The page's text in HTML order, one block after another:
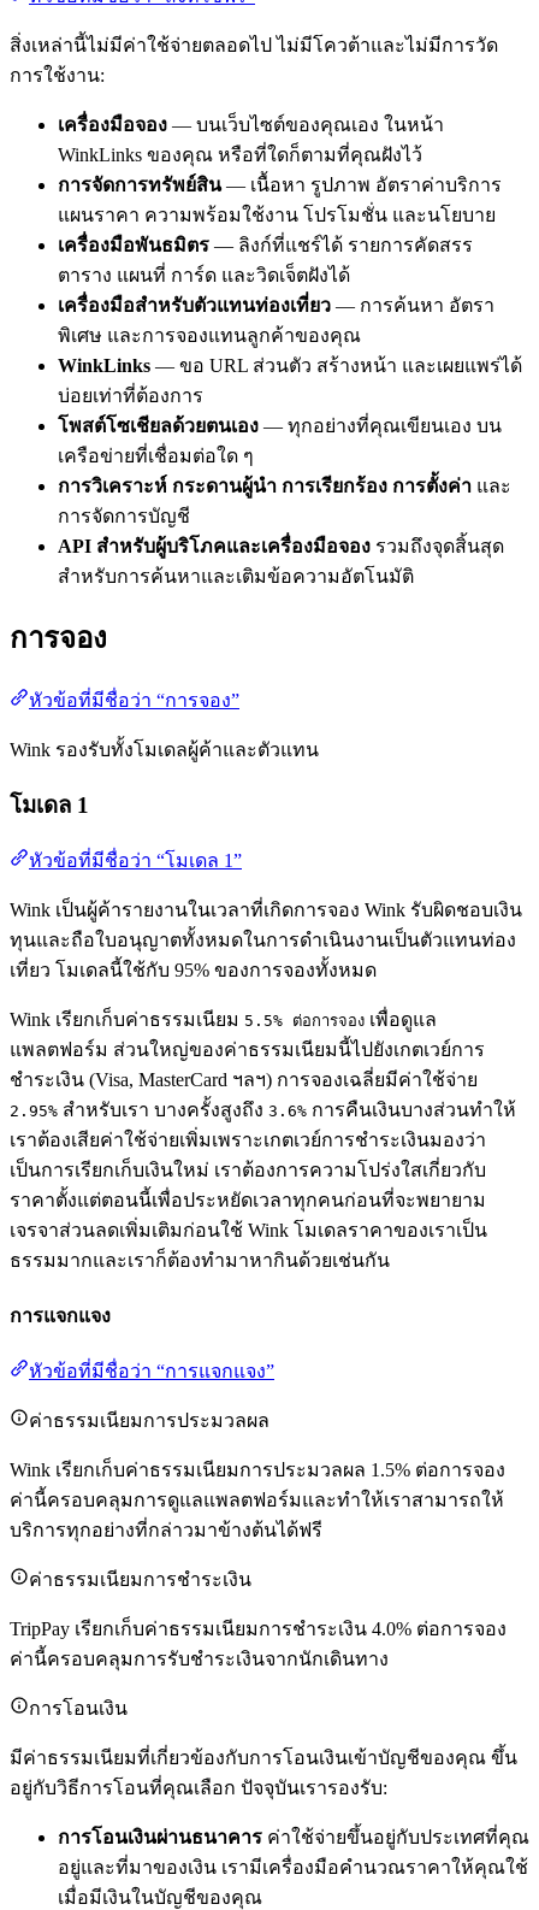
สิ่งเหล่านี้ไม่มีค่าใช้จ่ายตลอดไป ไม่มีโควต้าและไม่มีการวัด
การใช้งาน:
เครื่องมือจอง — บนเว็บไซต์ของคุณเอง ในหน้า
WinkLinks ของคุณ หรือที่ใดก็ตามที่คุณฝังไว้
การจัดการทรัพย์สิน— เนื้อหา รูปภาพ อัตราค่าบริการ
แผนราคา ความพร้อมใช้งาน โปรโมชั่น และนโยบาย
เครื่องมือพันธมิตร — ลิงก์ที่แชร์ได้ รายการคัดสรร
ตาราง แผนที่ การ์ด และวิดเจ็ตฝังได้
เครื่องมือสำหรับตัวแทนท่องเที่ยว — การค้นหา อัตรา
พิเศษ และการจองแทนลูกค้าของคุณ
WinkLinks — ขอ URL ส่วนตัว สร้างหน้า และเผยแพร่ได้
บ่อยเท่าที่ต้องการ
โพสต์โซเชียลด้วยตนเอง — ทุกอย่างที่คุณเขียนเอง บน
เครือข่ายที่เชื่อมต่อใด ๆ
การวิเคราะห์ กระดานผู้นำ การเรียกร้อง การตั้งค่า และ
การจัดการบัญชี
API สำหรับผู้บริโภคและเครื่องมือจอง รวมถึงจุดสิ้นสุด
สำหรับการค้นหาและเติมข้อความอัตโนมัติ
การจอง
หัวข้อที่มีชื่อว่า “การจอง”
Wink รองรับทั้งโมเดลผู้ค้าและตัวแทน
โมเดล 1
หัวข้อที่มีชื่อว่า “โมเดล 1”
Wink เป็นผู้ค้ารายงานในเวลาที่เกิดการจอง Wink รับผิดชอบเงิน
ทุนและถือใบอนุญาตทั้งหมดในการดำเนินงานเป็นตัวแทนท่อง
เที่ยว โมเดลนี้ใช้กับ 95% ของการจองทั้งหมด
Wink เรียกเก็บค่าธรรมเนียม 5.5% ต่อการจอง เพื่อดูแล
แพลตฟอร์ม ส่วนใหญ่ของค่าธรรมเนียมนี้ไปยังเกตเวย์การ
ชำระเงิน (Visa, MasterCard ฯลฯ) การจองเฉลี่ยมีค่าใช้จ่าย
2.95% สำหรับเรา บางครั้งสูงถึง 3.6% การคืนเงินบางส่วนทำให้
เราต้องเสียค่าใช้จ่ายเพิ่มเพราะเกตเวย์การชำระเงินมองว่า
เป็นการเรียกเก็บเงินใหม่ เราต้องการความโปร่งใสเกี่ยวกับ
ราคาตั้งแต่ตอนนี้เพื่อประหยัดเวลาทุกคนก่อนที่จะพยายาม
เจรจาส่วนลดเพิ่มเติมก่อนใช้ Wink โมเดลราคาของเราเป็น
ธรรมมากและเราก็ต้องทำมาหากินด้วยเช่นกัน
การแจกแจง
หัวข้อที่มีชื่อว่า “การแจกแจง”
ค่าธรรมเนียมการประมวลผล
Wink เรียกเก็บค่าธรรมเนียมการประมวลผล 1.5% ต่อการจอง
ค่านี้ครอบคลุมการดูแลแพลตฟอร์มและทำให้เราสามารถให้
บริการทุกอย่างที่กล่าวมาข้างต้นได้ฟรี
ค่าธรรมเนียมการชำระเงิน
TripPay เรียกเก็บค่าธรรมเนียมการชำระเงิน 4.0% ต่อการจอง
ค่านี้ครอบคลุมการรับชำระเงินจากนักเดินทาง
การโอนเงิน
มีค่าธรรมเนียมที่เกี่ยวข้องกับการโอนเงินเข้าบัญชีของคุณ ขึ้น
อยู่กับวิธีการโอนที่คุณเลือก ปัจจุบันเรารองรับ:
การโอนเงินผ่านธนาคาร ค่าใช้จ่ายขึ้นอยู่กับประเทศที่คุณ
อยู่และที่มาของเงิน เรามีเครื่องมือคำนวณราคาให้คุณใช้
เมื่อมีเงินในบัญชีของคุณ